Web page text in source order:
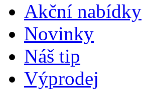
Akční nabídky
Novinky
Náš tip
Výprodej